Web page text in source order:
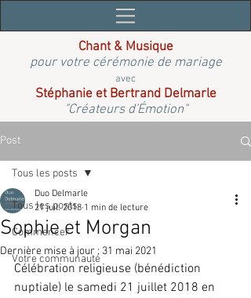
Chant & Musique
pour votre cérémonie de mariage
avec
Stéphanie et Bertrand Delmarle
"Créateurs d'Émotion"
Post
Tous les posts
Commencer
Votre communauté
Tous les posts
Sophie et Morgan
Duo Delmarle
21 juil. 2018 1 min de lecture
Dernière mise à jour : 31 mai 2021
Célébration religieuse (bénédiction
nuptiale) le samedi 21 juillet 2018 en